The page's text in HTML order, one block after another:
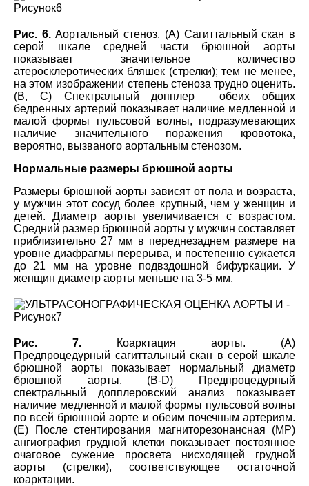
Рис. 6.Аортальный стеноз. (А) Сагиттальный скан в
серой шкале средней части брюшной аорты
показывает значительное количество
атеросклеротических бляшек (стрелки); тем не менее,
на этом изображении степень стеноза трудно оценить.
(B, C) Спектральный допплер обеих общих
бедренных артерий показывает наличие медленной и
малой формы пульсовой волны, подразумевающих
наличие значительного поражения кровотока,
вероятно, вызваного аортальным стенозом.
Нормальные размеры брюшной аорты
Размеры брюшной аорты зависят от пола и возраста,
у мужчин этот сосуд более крупный, чем у женщин и
детей. Диаметр аорты увеличивается с возрастом.
Средний размер брюшной аорты у мужчин составляет
приблизительно 27 мм в переднезаднем размере на
уровне диафрагмы перерыва, и постепенно сужается
до 21 мм на уровне подвздошной бифуркации. У
женщин диаметр аорты меньше на 3-5 мм.
Рис. 7. Коарктация аорты. (A)
Предпроцедурный сагиттальный скан в серой шкале
брюшной аорты показывает нормальный диаметр
брюшной аорты. (B-D) Предпроцедурный
спектральный допплеровский анализ показывает
наличие медленной и малой формы пульсовой волны
по всей брюшной аорте и обеим почечным артериям.
(E) После стентирования магниторезонансная (МР)
ангиография грудной клетки показывает постоянное
очаговое сужение просвета нисходящей грудной
аорты (стрелки), соответствующее остаточной
коарктации.